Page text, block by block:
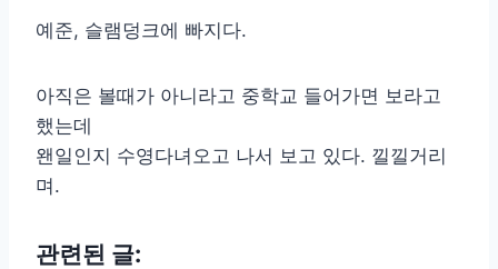
예준, 슬램덩크에 빠지다.
아직은 볼때가 아니라고 중학교 들어가면 보라고
했는데
왠일인지 수영다녀오고 나서 보고 있다. 낄낄거리
며.
관련된 글: